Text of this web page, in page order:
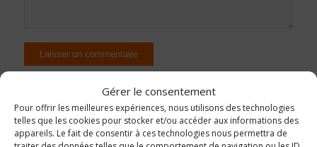
Gérer le consentement
Pour offrir les meilleures expériences, nous utilisons des technologies
telles que les cookies pour stocker et/ou accéder aux informations des
appareils. Le fait de consentir à ces technologies nous permettra de